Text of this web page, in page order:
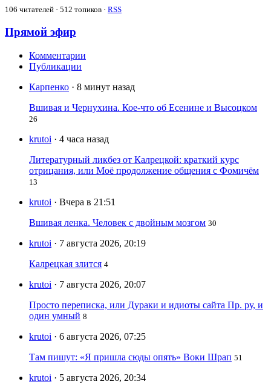
106 читателей · 512 топиков · RSS
Прямой эфир
Комментарии
Публикации
Карпенко · 8 минут назад
Вшивая и Чернухина. Кое-что об Есенине и Высоцком
26
krutoi · 4 часа назад
Литературный ликбез от Калрецкой: краткий курс
отрицания, или Моё продолжение общения с Фомичём
13
krutoi · Вчера в 21:51
Вшивая ленка. Человек с двойным мозгом 30
krutoi · 7 августа 2026, 20:19
Калрецкая злится 4
krutoi · 7 августа 2026, 20:07
Просто переписка, или Дураки и идиоты сайта Пр. ру, и
один умный 8
krutoi · 6 августа 2026, 07:25
Там пишут: «Я пришла сюды опять» Воки Шрап 51
krutoi · 5 августа 2026, 20:34